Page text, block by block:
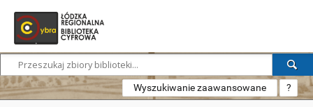
Wyszukiwanie zaawansowane ?